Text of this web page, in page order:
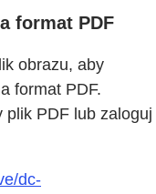
format PDF
obrazu, aby
format PDF.
plik PDF lub zaloguj
dc-